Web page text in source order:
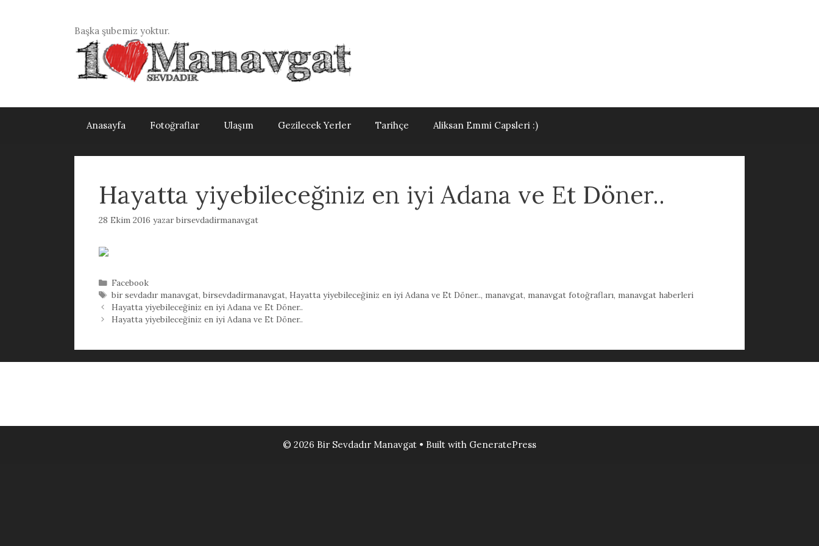
Başka şubemiz yoktur.
Anasayfa Fotoğraflar Ulaşım Gezilecek Yerler Tarihçe Aliksan Emmi Capsleri :)
Hayatta yiyebileceğiniz en iyi Adana ve Et Döner..
28 Ekim 2016 yazarbirsevdadirmanavgat
Kategoriler
Facebook
Etiketler
bir sevdadır manavgat,birsevdadirmanavgat, Hayatta yiyebileceğiniz en iyi Adana ve Et Döner.., manavgat, manavgat fotoğrafları, manavgat haberleri
Hayatta yiyebileceğiniz en iyi Adana ve Et Döner..
Hayatta yiyebileceğiniz en iyi Adana ve Et Döner..
© 2026 Bir Sevdadır Manavgat • Built with GeneratePress